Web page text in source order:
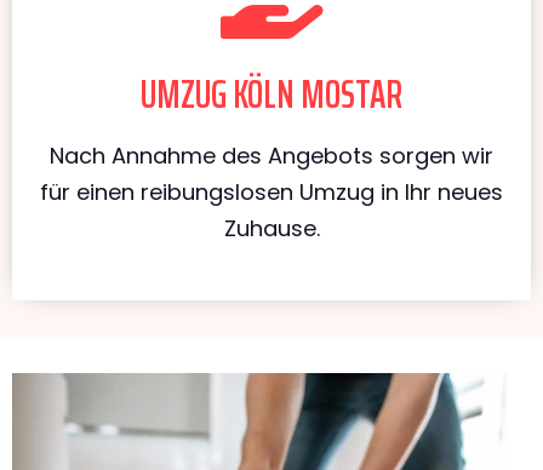
UMZUG KÖLN MOSTAR
Nach Annahme des Angebots sorgen wir
für einen reibungslosen Umzug in Ihr neues
Zuhause.